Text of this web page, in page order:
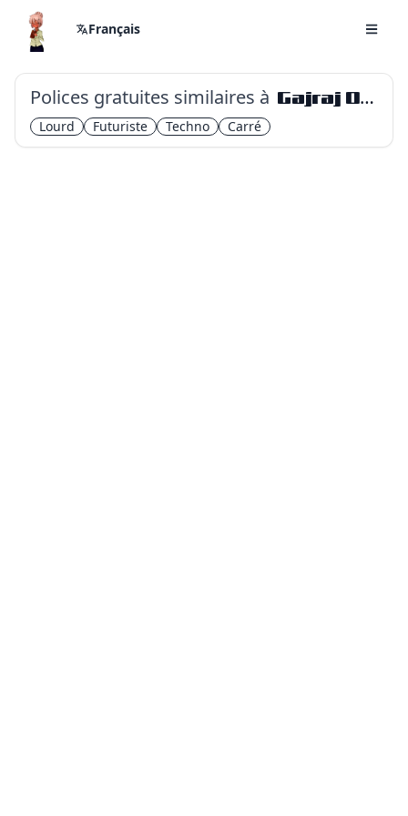
Français
Polices gratuites similaires à Gajraj One
Lourd Futuriste Techno Carré